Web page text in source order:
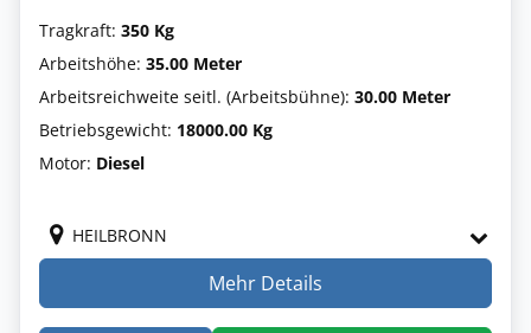
Tragkraft: 350 Kg
Arbeitshöhe: 35.00 Meter
Arbeitsreichweite seitl. (Arbeitsbühne): 30.00 Meter
Betriebsgewicht: 18000.00 Kg
Motor: Diesel
HEILBRONN
Mehr Details